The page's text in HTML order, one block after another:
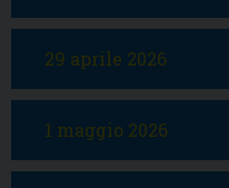
29 aprile 2026
1 maggio 2026